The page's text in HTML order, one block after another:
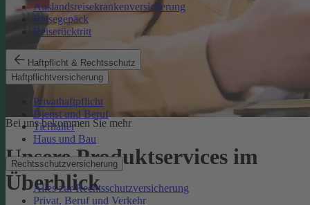
Auslandsreisekrankenversicherung
Reisegepäck
Reiserücktritt
Haftpflicht & Rechtsschutz
Haftpflichtversicherung
Privathaftpflicht
Dienst und Beruf
Tierhalter
Haus und Bau
Rechtsschutzversicherung
Alles zur Rechtsschutzversicherung
Privat, Beruf und Verkehr
Bei uns bekommen Sie mehr
Unsere Produktservices im
Überblick